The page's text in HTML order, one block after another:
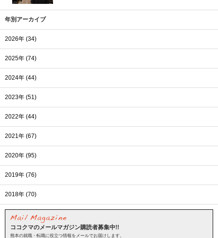
年別アーカイブ
2026年 (34)
2025年 (74)
2024年 (44)
2023年 (51)
2022年 (44)
2021年 (67)
2020年 (95)
2019年 (76)
2018年 (70)
ココクマのメールマガジン購読者募集中!!
熊本の就職・転職に役立つ情報をメールでお届けします。